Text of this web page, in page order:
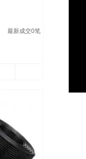
最新成交0笔